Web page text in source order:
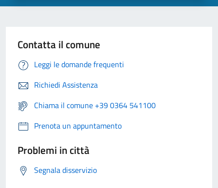
Contatta il comune
Leggi le domande frequenti
Richiedi Assistenza
Chiama il comune +39 0364 541100
Prenota un appuntamento
Problemi in città
Segnala disservizio